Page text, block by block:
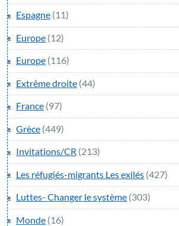
Espagne (11)
Europe (12)
Europe (116)
Extrême droite (44)
France (97)
Grèce (449)
Invitations/CR (213)
Les réfugiés-migrants Les exilés (427)
Luttes- Changer le système (303)
Monde (16)